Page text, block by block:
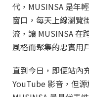
代，MUSINSA 是年
窗口，每天上線瀏覽
流，讓 MUSINSA 在
風格而聚集的忠實用
直到今日，即便站內
YouTube 影音，但